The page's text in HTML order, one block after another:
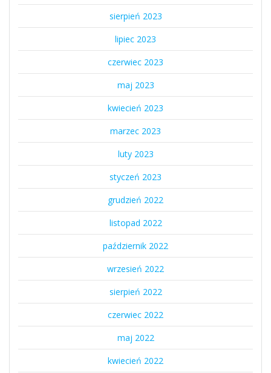
sierpień 2023
lipiec 2023
czerwiec 2023
maj 2023
kwiecień 2023
marzec 2023
luty 2023
styczeń 2023
grudzień 2022
listopad 2022
październik 2022
wrzesień 2022
sierpień 2022
czerwiec 2022
maj 2022
kwiecień 2022